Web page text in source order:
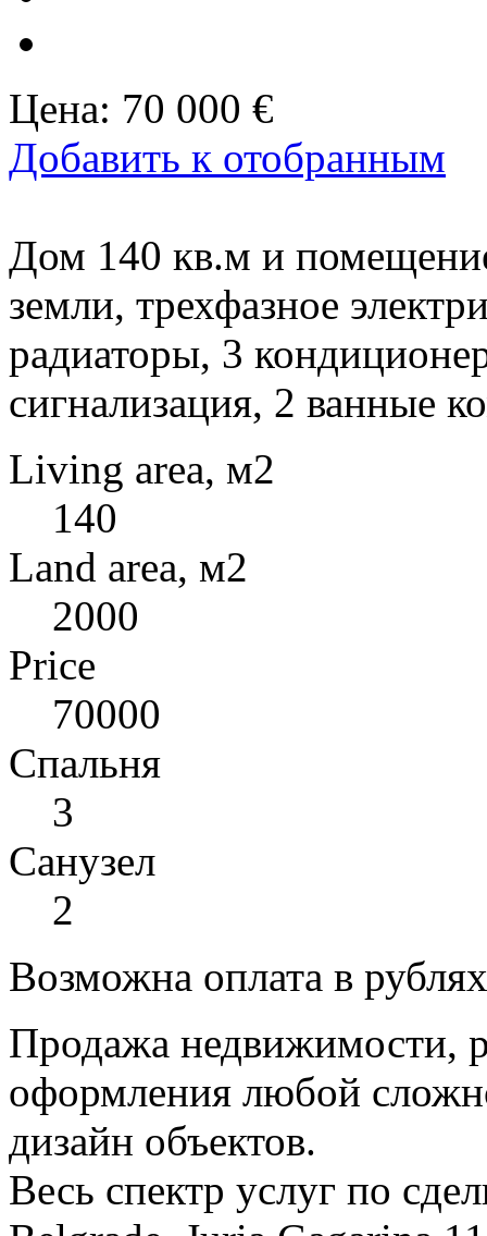
Цена: 70 000 €
Добавить к отобранным
Дом 140 кв.м и
земли, трехфазное
радиаторы, 3
сигнализация, 2 ванные
Living area, м2
140
Land area, м2
2000
Price
70000
Спальня
3
Санузел
2
Возможна оплата в
Продажа недвижимости,
оформления любой
дизайн объектов.
Весь спектр услуг по